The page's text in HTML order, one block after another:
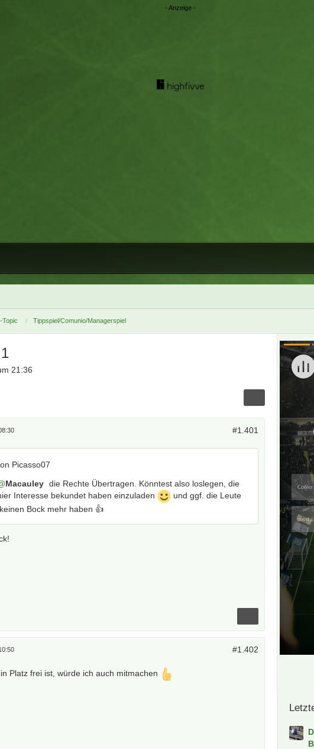
Topic Tippspiel/Comunio/Managerspiel
21:36
#1.401
Picasso07
Macauley die Rechte Übertragen. Könntest also loslegen, die
Interesse bekundet haben einzuladen
und ggf. die Leute
Bock mehr haben 👍
#1.402
Platz frei ist, würde ich auch mitmachen